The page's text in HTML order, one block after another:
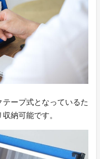
ープ式となっているた
納可能です。